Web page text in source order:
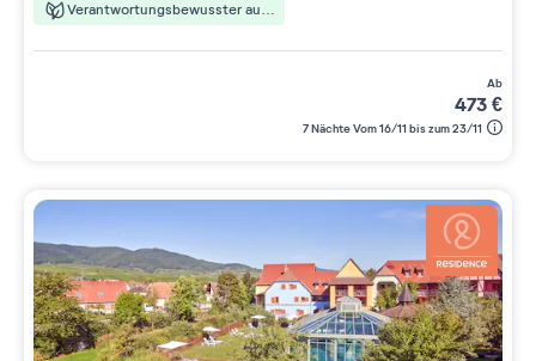
Verantwortungsbewusster aufenthalt
ab
473€
7 Nächte Vom 16/11 bis zum 23/11